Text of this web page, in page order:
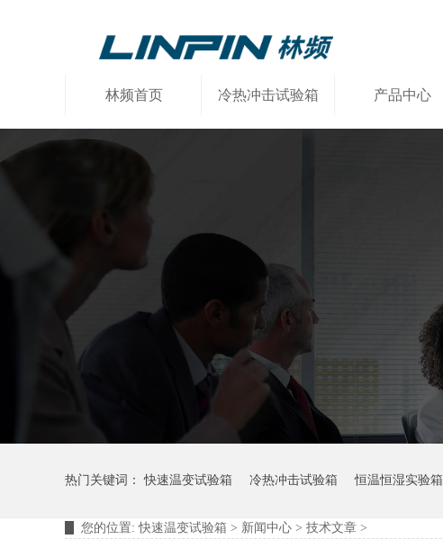
林频首页 冷热冲击试验箱 产品中心
热门关键词：快速温变试验箱 冷热冲击试验箱 恒温恒湿实验箱
您的位置:快速温变试验箱 > 新闻中心 > 技术文章 >